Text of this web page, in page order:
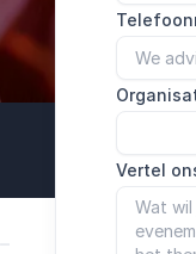
Vertel